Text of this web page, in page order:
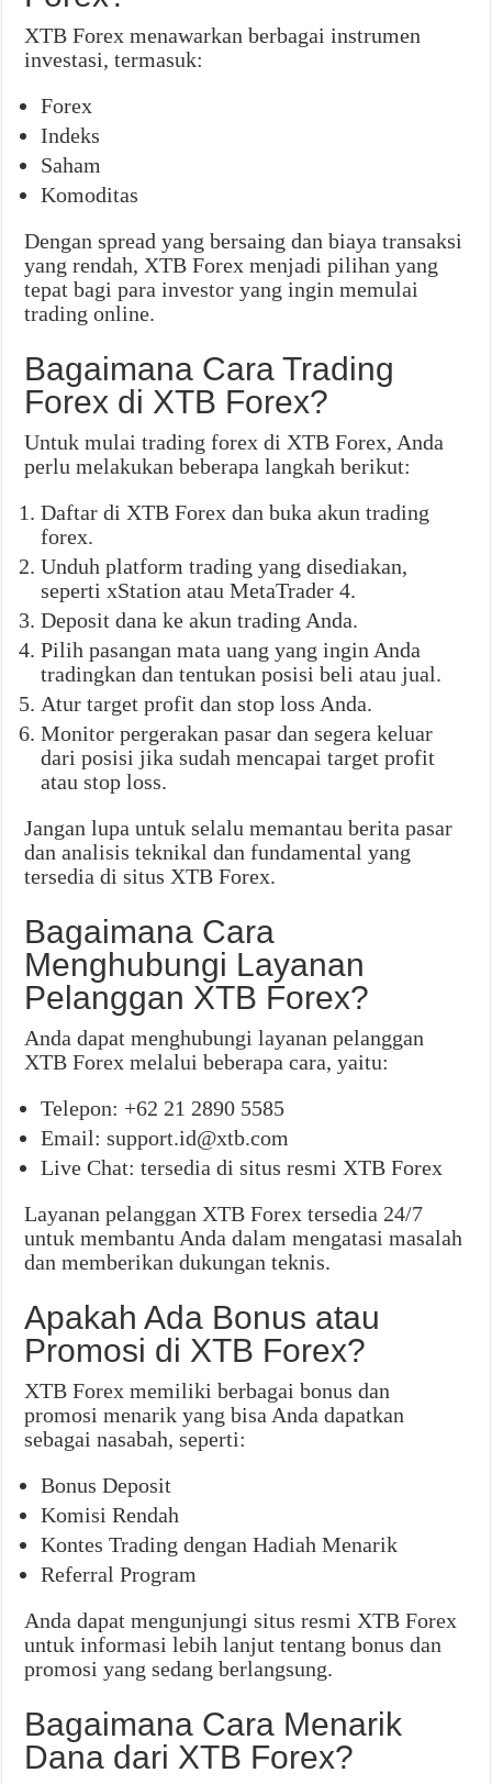
XTB Forex menawarkan berbagai instrumen
investasi, termasuk:
Forex
Indeks
Saham
Komoditas
Dengan spread yang bersaing dan biaya transaksi
yang rendah, XTB Forex menjadi pilihan yang
tepat bagi para investor yang ingin memulai
trading online.
Bagaimana Cara Trading
Forex di XTB Forex?
Untuk mulai trading forex di XTB Forex, Anda
perlu melakukan beberapa langkah berikut:
Daftar di XTB Forex dan buka akun trading
forex.
Unduh platform trading yang disediakan,
seperti xStation atau MetaTrader 4.
Deposit dana ke akun trading Anda.
Pilih pasangan mata uang yang ingin Anda
tradingkan dan tentukan posisi beli atau jual.
Atur target profit dan stop loss Anda.
Monitor pergerakan pasar dan segera keluar
dari posisi jika sudah mencapai target profit
atau stop loss.
Jangan lupa untuk selalu memantau berita pasar
dan analisis teknikal dan fundamental yang
tersedia di situs XTB Forex.
Bagaimana Cara
Menghubungi Layanan
Pelanggan XTB Forex?
Anda dapat menghubungi layanan pelanggan
XTB Forex melalui beberapa cara, yaitu:
Telepon: +62 21 2890 5585
Email: support.id@xtb.com
Live Chat: tersedia di situs resmi XTB Forex
Layanan pelanggan XTB Forex tersedia 24/7
untuk membantu Anda dalam mengatasi masalah
dan memberikan dukungan teknis.
Apakah Ada Bonus atau
Promosi di XTB Forex?
XTB Forex memiliki berbagai bonus dan
promosi menarik yang bisa Anda dapatkan
sebagai nasabah, seperti:
Bonus Deposit
Komisi Rendah
Kontes Trading dengan Hadiah Menarik
Referral Program
Anda dapat mengunjungi situs resmi XTB Forex
untuk informasi lebih lanjut tentang bonus dan
promosi yang sedang berlangsung.
Bagaimana Cara Menarik
Dana dari XTB Forex?